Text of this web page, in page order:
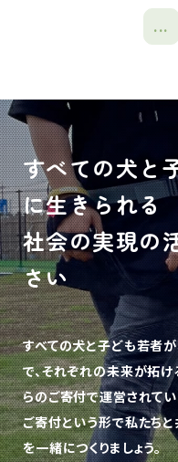
...
すべての犬と
に生きられる
社会の実現の
さい
すべての犬と子ども若者
で、それぞれの未来が拓
らのご寄付で運営されてい
ご寄付という形で私たち
を一緒につくりましょう。